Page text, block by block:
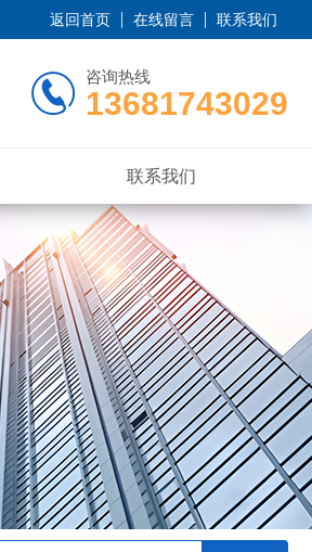
返回首页 在线留言 联系我们
咨询热线
13681743029
联系我们